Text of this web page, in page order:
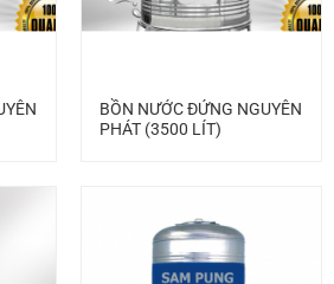
BỒN NƯỚC ĐỨNG NGUYÊN
PHÁT (3500 LÍT)